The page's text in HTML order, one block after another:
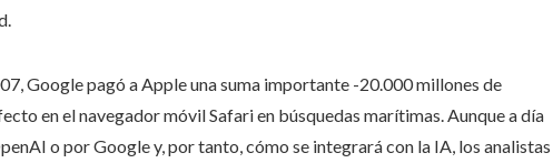
Google pagó a Apple una suma importante -20.000 millones de
en el navegador móvil Safari en búsquedas marítimas. Aunque a día
o por Google y, por tanto, cómo se integrará con la IA, los analistas